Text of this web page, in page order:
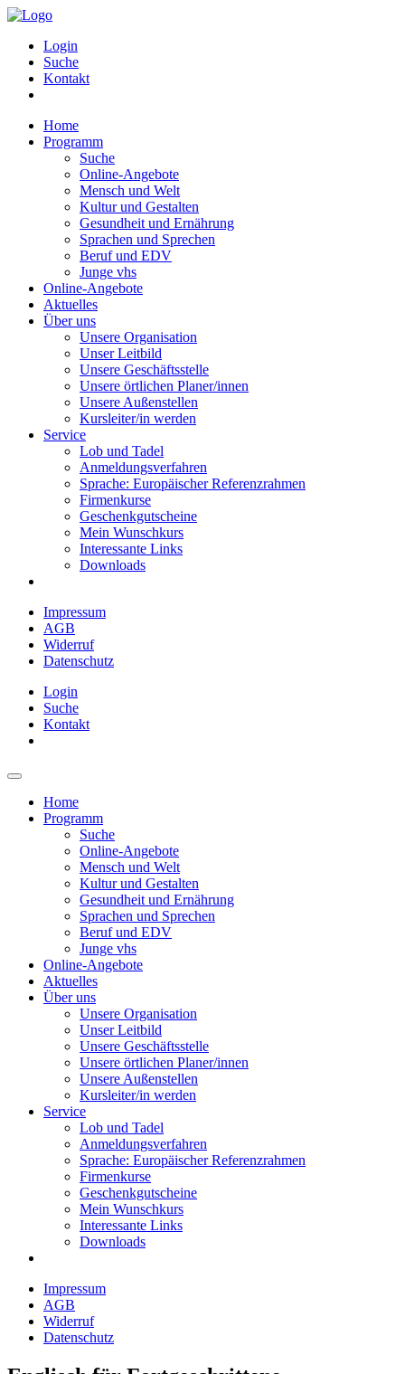
Login
Suche
Kontakt
Home
Programm
Suche
Online-Angebote
Mensch und Welt
Kultur und Gestalten
Gesundheit und Ernährung
Sprachen und Sprechen
Beruf und EDV
Junge vhs
Online-Angebote
Aktuelles
Über uns
Unsere Organisation
Unser Leitbild
Unsere Geschäftsstelle
Unsere örtlichen Planer/innen
Unsere Außenstellen
Kursleiter/in werden
Service
Lob und Tadel
Anmeldungsverfahren
Sprache: Europäischer Referenzrahmen
Firmenkurse
Geschenkgutscheine
Mein Wunschkurs
Interessante Links
Downloads
Impressum
AGB
Widerruf
Datenschutz
Login
Suche
Kontakt
Home
Programm
Suche
Online-Angebote
Mensch und Welt
Kultur und Gestalten
Gesundheit und Ernährung
Sprachen und Sprechen
Beruf und EDV
Junge vhs
Online-Angebote
Aktuelles
Über uns
Unsere Organisation
Unser Leitbild
Unsere Geschäftsstelle
Unsere örtlichen Planer/innen
Unsere Außenstellen
Kursleiter/in werden
Service
Lob und Tadel
Anmeldungsverfahren
Sprache: Europäischer Referenzrahmen
Firmenkurse
Geschenkgutscheine
Mein Wunschkurs
Interessante Links
Downloads
Impressum
AGB
Widerruf
Datenschutz